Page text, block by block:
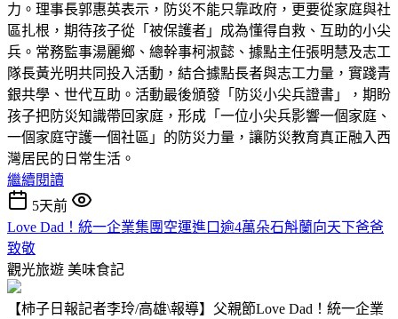
力。理事長郭惠英表示，防災不能只靠政府，更要從家庭與社
區扎根，期待孩子從「被保護者」成為懂得自救、互助的小尖
兵。常務監事湯麗鄉、總幹事柯淑懿、據點主任張明慧及志工
隊長黃光明共同投入活動，結合據點長者與志工力量，實踐青
銀共學、世代互助。活動最後頒發「防災小尖兵證書」，期盼
孩子把防災知識帶回家庭，形成「一位小尖兵影響一個家庭、
一個家庭守護一個社區」的防災力量，讓防災教育真正融入西
灣居民的日常生活。
繼續閱讀
5天前
Love Dad！統一企業集團空運進口逾4萬朵石斛蘭向天下爸爸
致敬
觀光旅遊 美味食記
【柿子日報記者李玲/高雄\報導】父親節Love Dad！統一企業